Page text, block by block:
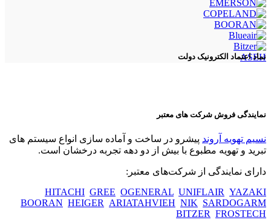
ASEH
نماد اعتماد الکترونیک دولت
نمایندگی فروش شرکت های معتبر
نسیم تهویه آروند پیشرو در ساخت و آماده سازی انواع سیستم های
تبرید و تهویه مطبوع با بیش از دو دهه تجربه درخشان است.
دارای نمایندگی از شرکت‌های معتبر:
HITACHI GREE OGENERAL UNIFLAIR YAZAKI
BOORAN HEIGER ARIATAHVIEH NIK SARDOGARM
BITZER FROSTECH